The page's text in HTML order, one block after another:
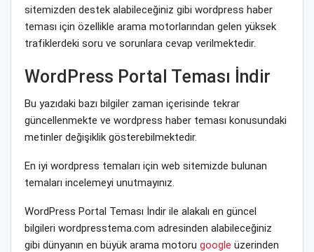
sitemizden destek alabileceğiniz gibi wordpress haber
teması için özellikle arama motorlarından gelen yüksek
trafiklerdeki soru ve sorunlara cevap verilmektedir.
WordPress Portal Teması İndir
Bu yazıdaki bazı bilgiler zaman içerisinde tekrar
güncellenmekte ve wordpress haber teması konusundaki
metinler değişiklik gösterebilmektedir.
En iyi wordpress temaları için web sitemizde bulunan
temaları incelemeyi unutmayınız.
WordPress Portal Teması İndir ile alakalı en güncel
bilgileri wordpresstema.com adresinden alabileceğiniz
gibi dünyanın en büyük arama motoru google üzerinden